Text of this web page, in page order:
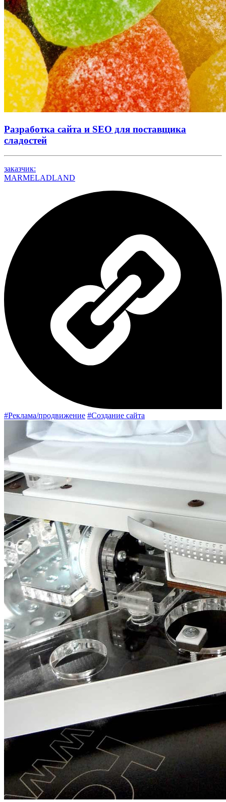
Разработка сайта и SEO для поставщика
сладостей
заказчик:
MARMELADLAND
#Реклама/продвижение #Создание сайта